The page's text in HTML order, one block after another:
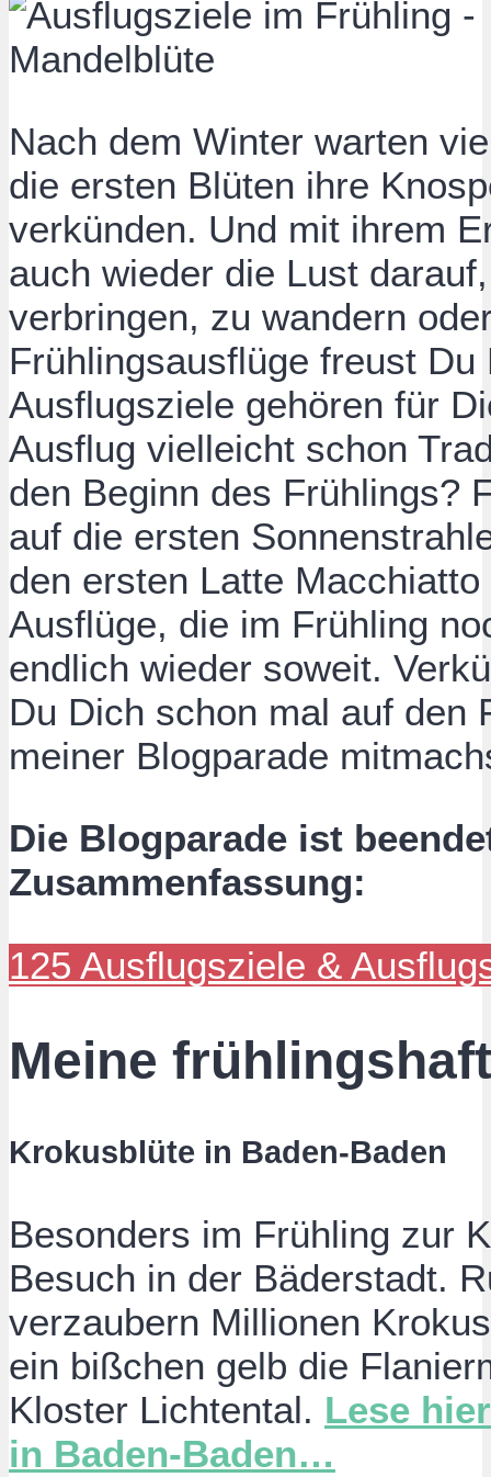
Nach dem Winter warten
die ersten Blüten ihre
verkünden. Und mit ihrem
auch wieder die Lust
verbringen, zu wandern
Frühlingsausflüge freust
Ausflugsziele gehören für
Ausflug vielleicht schon
den Beginn des Frühlings?
auf die ersten
den ersten Latte
Ausflüge, die im Frühling
endlich wieder soweit.
Du Dich schon mal auf den
meiner Blogparade
Die Blogparade ist
Zusammenfassung:
125 Ausflugsziele &
Meine
Krokusblüte in Baden-Baden
Besonders im Frühling zur
Besuch in der Bäderstadt.
verzaubern Millionen
ein bißchen gelb die
Kloster Lichtental. Lese
in Baden-Baden…